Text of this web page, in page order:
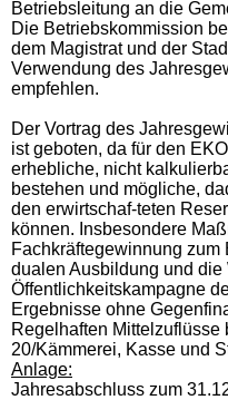
Betriebsleitung an die
Die Betriebskommission
dem Magistrat und der
Verwendung des
empfehlen.
Der Vortrag des
ist geboten, da für den
erhebliche, nicht
bestehen und mögliche,
den erwirtschaf-teten
können. Insbesondere
Fachkräftegewinnung
dualen Ausbildung und die
Öffentlichkeitskampagne
Ergebnisse ohne
Regelhaften Mittelzuflüsse
20/Kämmerei, Kasse und
Anlage:
Jahresabschluss zum